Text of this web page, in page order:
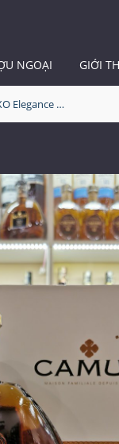
NGOẠI GIỚI
Rượu Camus XO Elegance Hộp Quà